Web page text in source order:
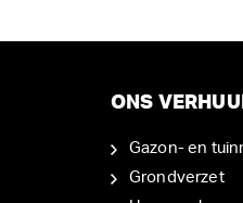
ONS
Gazon- en
Grondverzet